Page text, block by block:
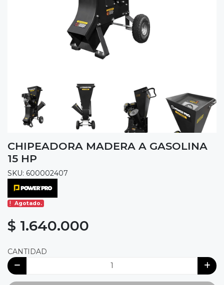
CHIPEADORA MADERA A GASOLINA
15 HP
SKU: 600002407
Agotado.
$ 1.640.000
CANTIDAD